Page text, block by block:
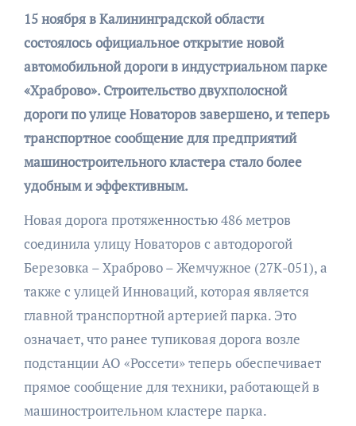
15 ноября в Калининградской области
состоялось официальное открытие новой
автомобильной дороги в индустриальном парке
«Храброво». Строительство двухполосной
дороги по улице Новаторов завершено, и теперь
транспортное сообщение для предприятий
машиностроительного кластера стало более
удобным и эффективным.
Новая дорога протяженностью 486 метров
соединила улицу Новаторов с автодорогой
Березовка – Храброво – Жемчужное (27К-051), а
также с улицей Инноваций, которая является
главной транспортной артерией парка. Это
означает, что ранее тупиковая дорога возле
подстанции АО «Россети» теперь обеспечивает
прямое сообщение для техники, работающей в
машиностроительном кластере парка.